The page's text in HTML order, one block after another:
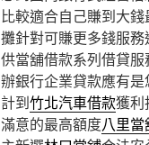
比較適合自己賺到大
攤針對可賺更多錢服
供當舖借款系列借貸
辦銀行企業貸款應有
計到竹北汽車借款獲利
滿意的最高額度八里當